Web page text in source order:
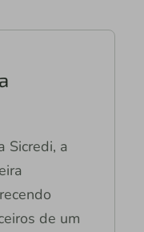
Sicredi, a
de um